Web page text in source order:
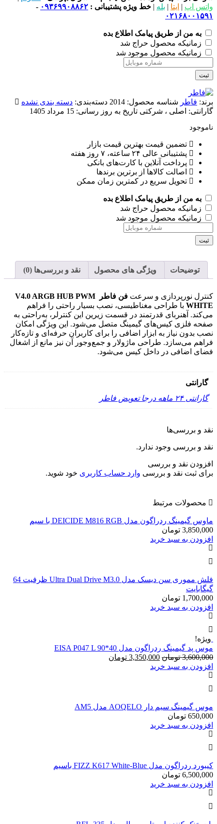
واتس اپ | ایتا | بله | خط ویژه پشتیبانی : ۰۹۳۶۹۹۰۸۸۶۲ -
۰۲۱۶۸۰۰۱۵۹۱
به من از طریق پیامک اطلاع بده
زمانیکه محصول حراج شد
زمانیکه محصول موجود شد
ثبت
برند: فاطر شناسه محصول: 2014 دسته‌بندی: دسته بندی نشده
گارانتی: اصلی ، شرکتی تاریخ به روز رسانی: 15 مرداد 1405
ناموجود
تضمین قیمت بهترین قیمت بازار
پشتیبانی عالی ۲۴ ساعته، ۷ روز هفته
پرداخت آنلاین با کارت‌های بانکی
اصالت کالاها از برترین برندها
تحویل سریع در کمترین زمان ممکن
به من از طریق پیامک اطلاع بده
زمانیکه محصول حراج شد
زمانیکه محصول موجود شد
ثبت
توضیحات ویژگی های محصول نقد و بررسی‌ها (0)
کنترل نورپردازی و سرعت
فن فاطر V4.0 ARGB HUB PWM
WHITE با طراحی مغناطیسی، نصب بسیار راحتی را فراهم
می‌کند. آهنربای قدرتمند در قسمت زیرین این کنترلر، به‌راحتی به
صفحه فلزی کیس‌های گیمینگ متصل می‌شود. این ویژگی امکان
نصب بدون نیاز به ابزار اضافی را برای کاربران حرفه‌ای و تازه‌کار
فراهم می‌سازد. طراحی ماژولار و جمع‌وجور آن نیز مانع از اشغال
فضای اضافی در داخل کیس می‌شود.
گارانتی
گارانتی ۲۴ ماهه درجا تعویض فاطر
نقد و بررسی‌ها
نقد و بررسی وجود ندارد.
افزودن نقد و بررسی
برای ثبت نقد و بررسی وارد حساب کاربری خود شوید.
محصولات مرتبط
ماوس گیمینگ ردراگون مدل DEICIDE M816 RGB با سیم
3,850,000 تومان
افزودن به سبد خرید
فلش مموری سن دیسک مدل Ultra Dual Drive M3.0 ظرفیت 64
گیگابایت
1,700,000 تومان
افزودن به سبد خرید
ویژه!
موس پد گیمینگ ردراگون مدل EISA P047 L 90*40
3,600,000 تومان قیمت
اصلی:
3,350,000 تومان
افزودن به سبد خرید
موس گیمینگ سیم دار AOQELO مدل AM5
650,000 تومان
افزودن به سبد خرید
کیبورد ردراگون مدل FIZZ K617 White-Blue باسیم
6,500,000 تومان
افزودن به سبد خرید